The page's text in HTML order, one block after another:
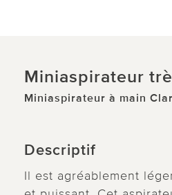
Miniaspirateur
Miniaspirateur à main
Descriptif
Il est agréablement